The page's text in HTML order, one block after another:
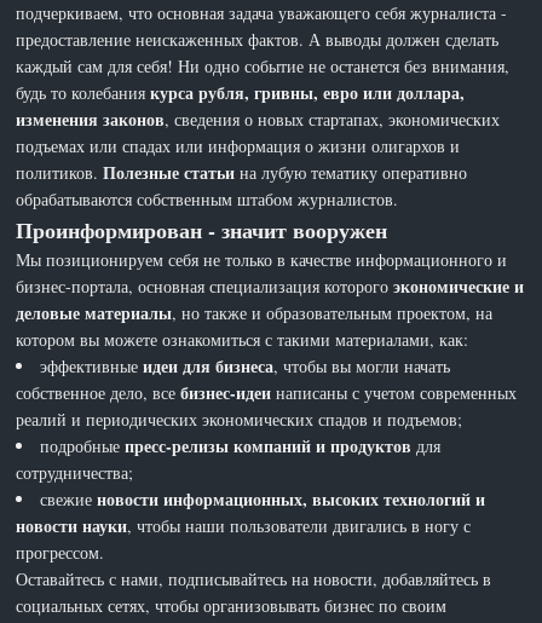
подчеркиваем, что основная задача уважающего себя журналиста -
предоставление неискаженных фактов. А выводы должен сделать
каждый сам для себя! Ни одно событие не останется без внимания,
будь то колебаниякурса рубля, гривны, евро или доллара,
изменения законов, сведения о новых стартапах, экономических
подъемах или спадах или информация о жизни олигархов и
политиков.Полезные статьи на лубую тематику оперативно
обрабатываются собственным штабом журналистов.
Проинформирован - значит вооружен
Мы позиционируем себя не только в качестве информационного и
бизнес-портала, основная специализация которогоэкономические и
деловые материалы, но также и образовательным проектом, на
котором вы можете ознакомиться с такими материалами, как:
эффективныеидеи для бизнеса, чтобы вы могли начать
собственное дело, всебизнес-идеи написаны с учетом современных
реалий и периодических экономических спадов и подъемов;
подробныепресс-релизы компаний и продуктов для
сотрудничества;
свежиеновости информационных, высоких технологий и
новости науки, чтобы наши пользователи двигались в ногу с
прогрессом.
Оставайтесь с нами, подписывайтесь на новости, добавляйтесь в
социальных сетях, чтобы организовывать бизнес по своим